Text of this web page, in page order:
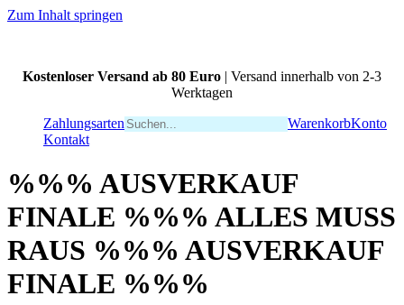
Zum Inhalt springen
Kostenloser Versand ab 80 Euro | Versand innerhalb von 2-3
Werktagen
Zahlungsarten
WarenkorbKonto
Kontakt
%%% AUSVERKAUF
FINALE %%% ALLES MUSS
RAUS %%% AUSVERKAUF
FINALE %%%